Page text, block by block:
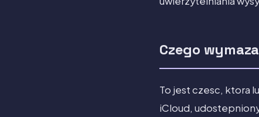
Czego
To jest czesc, ktora
iCloud,